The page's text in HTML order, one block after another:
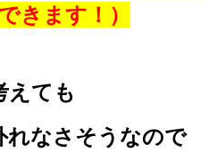
きます！）
えても
れなさそうなので